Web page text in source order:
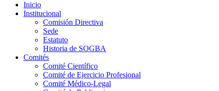
Inicio
Institucional
Comisión Directiva
Sede
Estatuto
Historia de SOGBA
Comités
Comité Científico
Comité de Ejercicio Profesional
Comité Médico-Legal